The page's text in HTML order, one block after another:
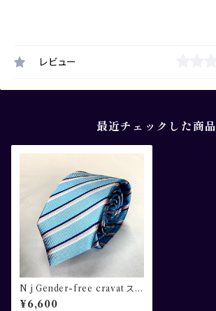
レビュー
最近チェックした商品
N j Gender-free cravat スト
ライプ サックスブルー
¥6,600